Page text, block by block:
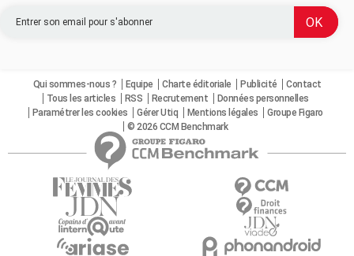
Qui sommes-nous ? Equipe Charte éditoriale Publicité
Contact
Tous les articles
RSS Recrutement
Données personnelles
Paramétrer les cookies
Gérer Utiq Mentions légales
Groupe Figaro
© 2026 CCM Benchmark